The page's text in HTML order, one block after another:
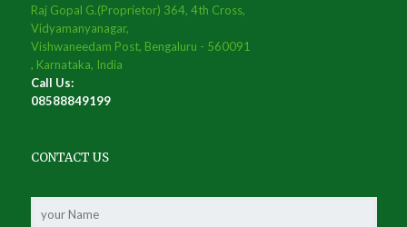
Raj Gopal G.(Proprietor) 364, 4th Cross,
Vidyamanyanagar,
Vishwaneedam Post, Bengaluru - 560091
, Karnataka, India
Call Us:
08588849199
CONTACT US